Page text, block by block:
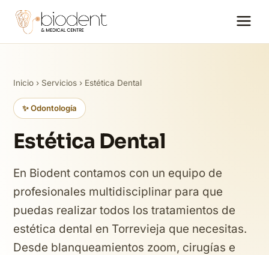
Inicio › Servicios › Estética Dental
✨ Odontología
Estética Dental
En Biodent contamos con un equipo de
profesionales multidisciplinar para que
puedas realizar todos los tratamientos de
estética dental en Torrevieja que necesitas.
Desde blanqueamientos zoom, cirugías e